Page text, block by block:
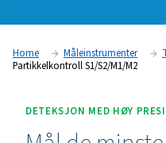
1 klasse 1-standardene.
(M1/M2) versjoner, og